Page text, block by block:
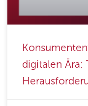
digitalen Ära: